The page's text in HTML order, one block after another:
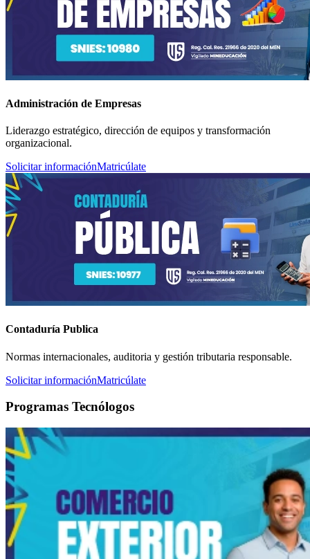
Administración de Empresas
Liderazgo estratégico, dirección de equipos y transformación
organizacional.
Solicitar informaciónMatricúlate
Contaduría Publica
Normas internacionales, auditoria y gestión tributaria responsable.
Solicitar informaciónMatricúlate
Programas Tecnólogos